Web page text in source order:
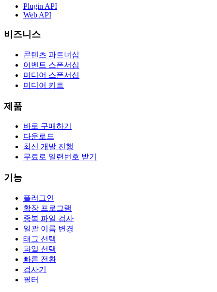
Plugin API
Web API
비즈니스
콘텐츠 파트너십
이벤트 스폰서십
미디어 스폰서십
미디어 키트
제품
바로 구매하기
다운로드
최신 개발 진행
무료로 일련번호 받기
기능
플러그인
확장 프로그램
중복 파일 검사
일괄 이름 변경
태그 선택
파일 선택
빠른 전환
검사기
필터